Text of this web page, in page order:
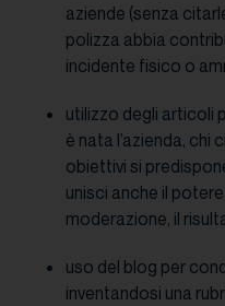
aziende (senza
polizza abbia
incidente fisico o
utilizzo degli articoli
è nata l’azienda, chi
obiettivi si
unisci anche il
moderazione, il
uso del blog per
inventandosi una